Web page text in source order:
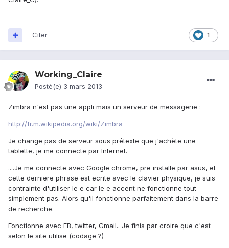
1
Citer
Working_Claire
Posté(e) 3 mars 2013
Zimbra n'est pas une appli mais un serveur de messagerie :
http://fr.m.wikipedia.org/wiki/Zimbra
Je change pas de serveur sous prétexte que j'achète une
tablette, je me connecte par Internet.
....Je me connecte avec Google chrome, pre installe par asus, et
cette derniere phrase est ecrite avec le clavier physique, je suis
contrainte d'utiliser le e car le e accent ne fonctionne tout
simplement pas. Alors qu'il fonctionne parfaitement dans la barre
de recherche.
Fonctionne avec FB, twitter, Gmail.. Je finis par croire que c'est
selon le site utilise (codage ?)